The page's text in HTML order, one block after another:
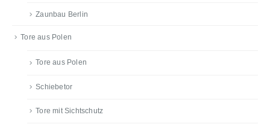
Zaunbau Berlin
Tore aus Polen
Tore aus Polen
Schiebetor
Tore mit Sichtschutz